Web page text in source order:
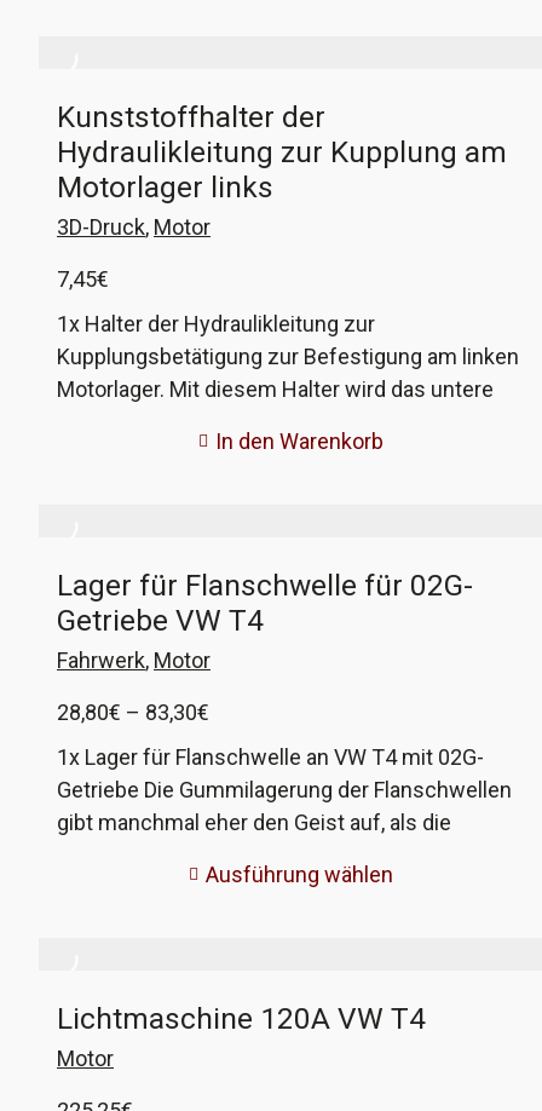
sollte bei einem Wechsel des
Klimakompressors unbedingt mitgewechselt
werden!
Kunststoffhalter der
Hydraulikleitung zur Kupplung am
Motorlager links
3D-Druck, Motor
7,45€
1x Halter der Hydraulikleitung zur
Kupplungsbetätigung zur Befestigung am linken
Motorlager. Mit diesem Halter wird das untere
linken Motorlager befestigt, damit weder
ich die Konstruktion so geändert, dass der
Schlauch jetzt durch Kabelbinder gehalten wird.
Kein brechen mehr und die Montage im engen
Vergleichsnummer: 701 721 487B Nur bei
hydraulischer Kupplungsbetätigung verbaut!!
In den Warenkorb
Lager für Flanschwelle für 02G-
Getriebe VW T4
Fahrwerk, Motor
28,80€ – 83,30€
28,80€
83,30€
1x Lager für Flanschwelle an VW T4 mit 02G-
Getriebe Die Gummilagerung der Flanschwellen
gibt manchmal eher den Geist auf, als die
eure originalen Flanschwellen neu lagern und
Ausführung wählen
Lichtmaschine 120A VW T4
Motor